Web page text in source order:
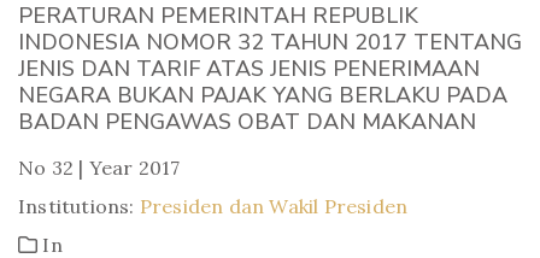
PERATURAN PEMERINTAH REPUBLIK
INDONESIA NOMOR 32 TAHUN 2017 TENTANG
JENIS DAN TARIF ATAS JENIS PENERIMAAN
NEGARA BUKAN PAJAK YANG BERLAKU PADA
BADAN PENGAWAS OBAT DAN MAKANAN
No 32 | Year 2017
Institutions: Presiden dan Wakil Presiden
In